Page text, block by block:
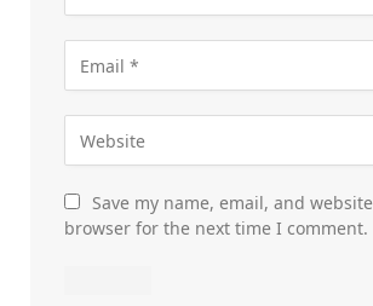
Save my name, email, and
browser for the next time I comment.